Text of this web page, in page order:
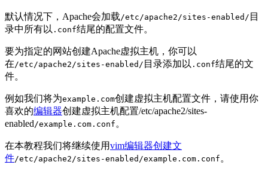
默认情况下，Apache会加载 /etc/apache2/sites-enabled/ 目
录中所有以 .conf结尾的配置文件。
要为指定的网站创建Apache虚拟主机，你可以
在 /etc/apache2/sites-enabled/ 目录添加以 .conf结尾的文
件。
例如我们将为example.com创建虚拟主机配置文件，请使用你
喜欢的编辑器创建虚拟主机配置/etc/apache2/sites-
enabled /example.com.conf 。
在本教程我们将继续使用vim编辑器创建文
件/etc/apache2/sites-enabled/example.com.conf 。